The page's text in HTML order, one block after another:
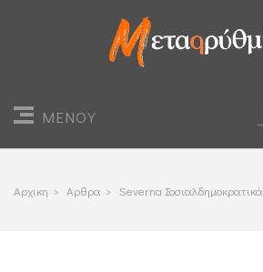
ΜΕΝΟΥ
Αρχικη > Αρθρα > Severna Σοσιαλδημοκρατικά